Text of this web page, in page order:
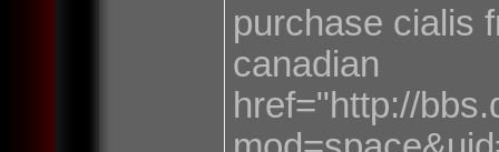
purchase cialis
href="http://